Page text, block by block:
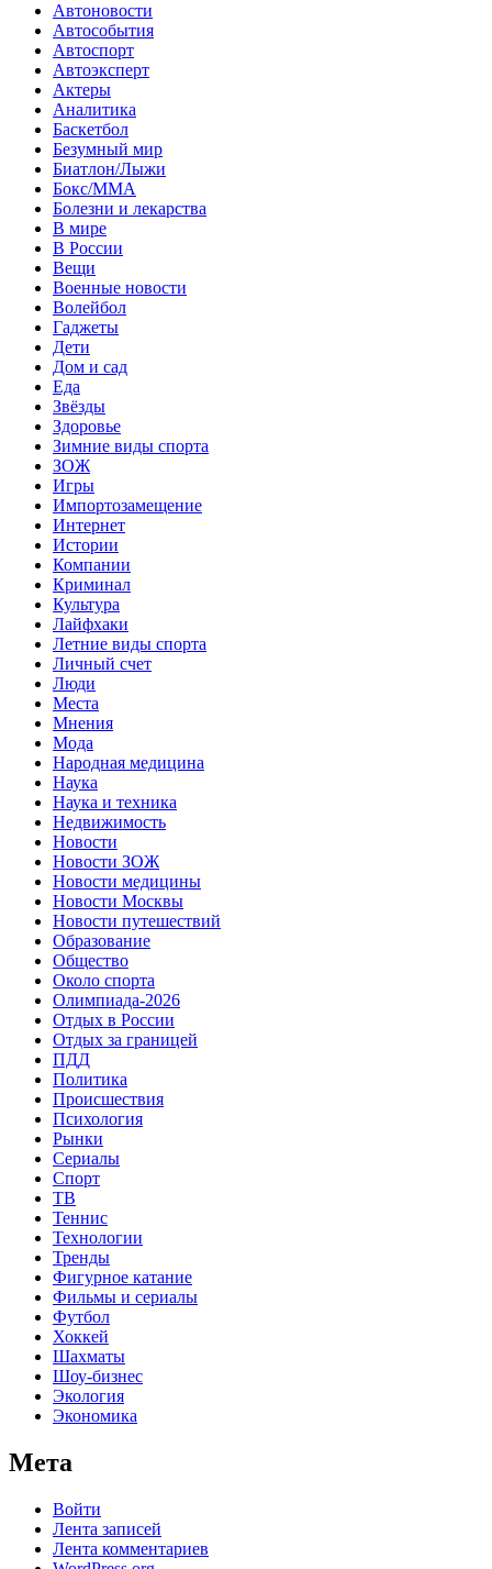
Автоновости
Автособытия
Автоспорт
Автоэксперт
Актеры
Аналитика
Баскетбол
Безумный мир
Биатлон/Лыжи
Бокс/MMA
Болезни и лекарства
В мире
В России
Вещи
Военные новости
Волейбол
Гаджеты
Дети
Дом и сад
Еда
Звёзды
Здоровье
Зимние виды спорта
ЗОЖ
Игры
Импортозамещение
Интернет
Истории
Компании
Криминал
Культура
Лайфхаки
Летние виды спорта
Личный счет
Люди
Места
Мнения
Мода
Народная медицина
Наука
Наука и техника
Недвижимость
Новости
Новости ЗОЖ
Новости медицины
Новости Москвы
Новости путешествий
Образование
Общество
Около спорта
Олимпиада-2026
Отдых в России
Отдых за границей
ПДД
Политика
Происшествия
Психология
Рынки
Сериалы
Спорт
ТВ
Теннис
Технологии
Тренды
Фигурное катание
Фильмы и сериалы
Футбол
Хоккей
Шахматы
Шоу-бизнес
Экология
Экономика
Мета
Войти
Лента записей
Лента комментариев